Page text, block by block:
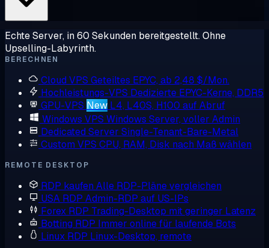
Echte Server, in 60 Sekunden bereitgestellt. Ohne
Upselling-Labyrinth.
BERECHNEN
Cloud VPS Geteiltes EPYC, ab 2,48 $/Mon.
Hochleistungs-VPS Dedizierte EPYC-Kerne, DDR5
GPU-VPS New L4, L40S, H100 auf Abruf
Windows VPS Windows Server, voller Admin
Dedicated Server Single-Tenant-Bare-Metal
Custom VPS CPU, RAM, Disk nach Maß wählen
REMOTE DESKTOP
RDP kaufen Alle RDP-Pläne vergleichen
USA RDP Admin-RDP auf US-IPs
Forex RDP Trading-Desktop mit geringer Latenz
Botting RDP Immer online für laufende Bots
Linux RDP Linux-Desktop, remote